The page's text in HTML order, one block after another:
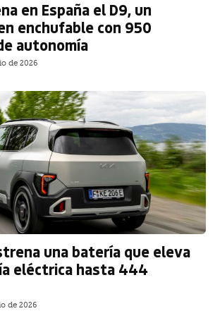
en España el D9, un
enchufable con 950
autonomía
de 2026
una batería que eleva
eléctrica hasta 444
de 2026